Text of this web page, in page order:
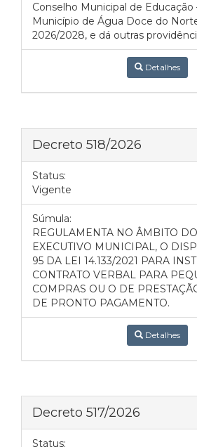
Conselho Municipal de Educação
Município de Água Doce do
2026/2028, e dá outras
Detalhes
Decreto 518/2026
Status:
Vigente
Súmula:
REGULAMENTA NO ÂMBITO
EXECUTIVO MUNICIPAL, O
95 DA LEI 14.133/2021 PARA
CONTRATO VERBAL PARA
COMPRAS OU O DE
DE PRONTO PAGAMENTO.
Detalhes
Decreto 517/2026
Status: